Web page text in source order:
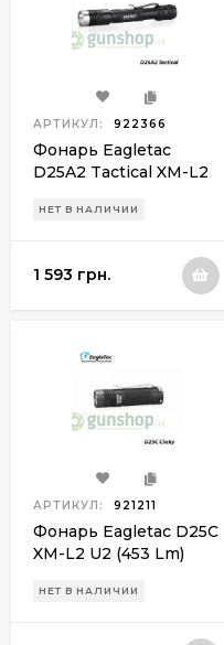
АРТИКУЛ: 922366
Фонарь Eagletac
D25A2 Tactical XM-L2
НЕТ В НАЛИЧИИ
1 593 грн.
АРТИКУЛ: 921211
Фонарь Eagletac D25C
XM-L2 U2 (453 Lm)
НЕТ В НАЛИЧИИ